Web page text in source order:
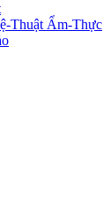
Thuật Ẩm-Thực